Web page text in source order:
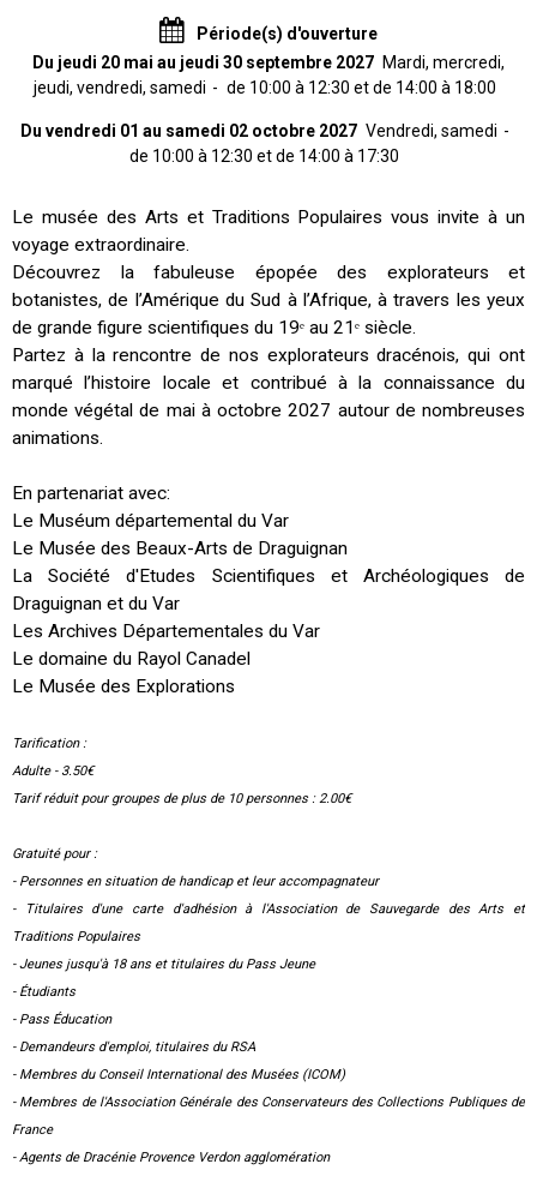
Période(s) d'ouverture
Du jeudi 20 mai au jeudi 30 septembre 2027 Mardi, mercredi,
jeudi, vendredi, samedi
de 10:00 à 12:30 et de 14:00 à 18:00
Du vendredi 01 au samedi 02 octobre 2027 Vendredi, samedi
de 10:00 à 12:30 et de 14:00 à 17:30
Le musée des Arts et Traditions Populaires vous invite à un
voyage extraordinaire.
Découvrez la fabuleuse épopée des explorateurs et
botanistes, de l’Amérique du Sud à l’Afrique, à travers les yeux
de grande figure scientifiques du 19ᵉ au 21ᵉ siècle.
Partez à la rencontre de nos explorateurs dracénois, qui ont
marqué l’histoire locale et contribué à la connaissance du
monde végétal de mai à octobre 2027 autour de nombreuses
animations.
En partenariat avec:
Le Muséum départemental du Var
Le Musée des Beaux-Arts de Draguignan
La Société d'Etudes Scientifiques et Archéologiques de
Draguignan et du Var
Les Archives Départementales du Var
Le domaine du Rayol Canadel
Le Musée des Explorations
Tarification :
Adulte - 3.50€
Tarif réduit pour groupes de plus de 10 personnes : 2.00€
Gratuité pour :
- Personnes en situation de handicap et leur accompagnateur
- Titulaires d'une carte d'adhésion à l'Association de Sauvegarde des Arts et
Traditions Populaires
- Jeunes jusqu'à 18 ans et titulaires du Pass Jeune
- Étudiants
- Pass Éducation
- Demandeurs d'emploi, titulaires du RSA
- Membres du Conseil International des Musées (ICOM)
- Membres de l'Association Générale des Conservateurs des Collections Publiques de
France
- Agents de Dracénie Provence Verdon agglomération